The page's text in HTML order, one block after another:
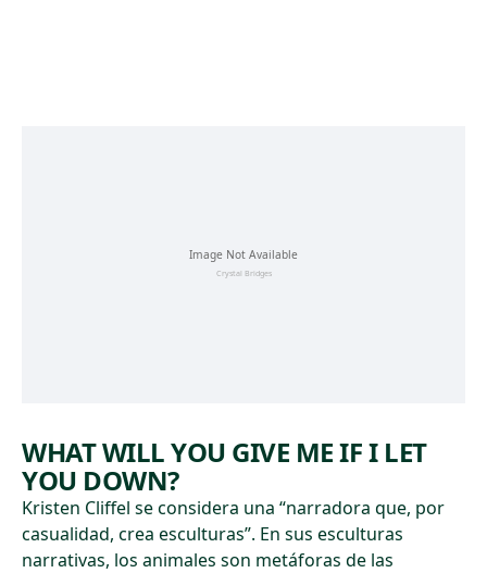
WHAT WILL YOU GIVE ME IF I LET
YOU DOWN?
Kristen Cliffel se considera una “narradora que, por
casualidad, crea esculturas”. En sus esculturas
narrativas, los animales son metáforas de las